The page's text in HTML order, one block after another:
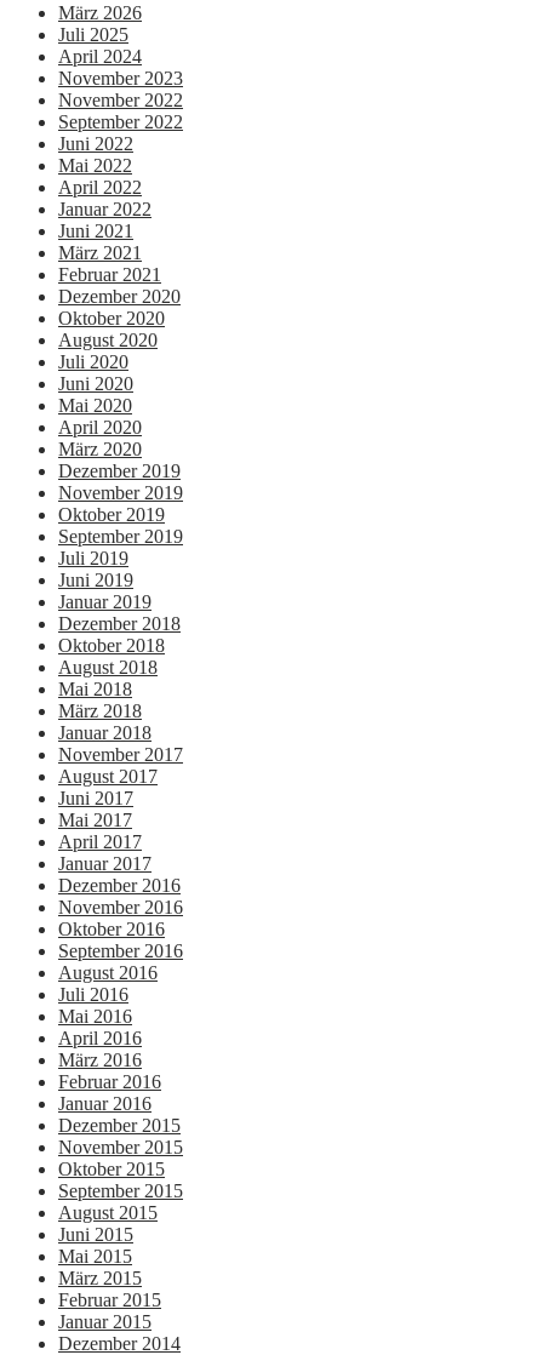
März 2026
Juli 2025
April 2024
November 2023
November 2022
September 2022
Juni 2022
Mai 2022
April 2022
Januar 2022
Juni 2021
März 2021
Februar 2021
Dezember 2020
Oktober 2020
August 2020
Juli 2020
Juni 2020
Mai 2020
April 2020
März 2020
Dezember 2019
November 2019
Oktober 2019
September 2019
Juli 2019
Juni 2019
Januar 2019
Dezember 2018
Oktober 2018
August 2018
Mai 2018
März 2018
Januar 2018
November 2017
August 2017
Juni 2017
Mai 2017
April 2017
Januar 2017
Dezember 2016
November 2016
Oktober 2016
September 2016
August 2016
Juli 2016
Mai 2016
April 2016
März 2016
Februar 2016
Januar 2016
Dezember 2015
November 2015
Oktober 2015
September 2015
August 2015
Juni 2015
Mai 2015
März 2015
Februar 2015
Januar 2015
Dezember 2014